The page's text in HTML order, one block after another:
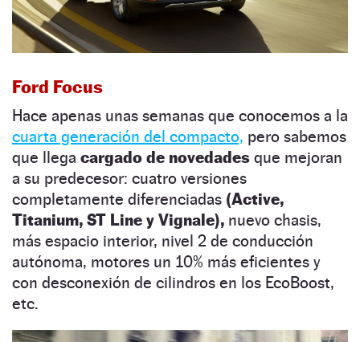
Ford Focus
Hace apenas unas semanas que conocemos a la
cuarta generación del compacto, pero sabemos
que llega cargado de novedades que mejoran
a su predecesor: cuatro versiones
completamente diferenciadas (Active,
Titanium, ST Line y Vignale), nuevo chasis,
más espacio interior, nivel 2 de conducción
autónoma, motores un 10% más eficientes y
con desconexión de cilindros en los EcoBoost,
etc.